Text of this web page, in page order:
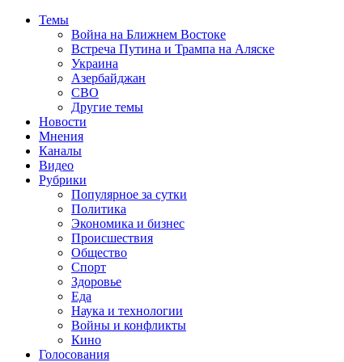
Темы
Война на Ближнем Востоке
Встреча Путина и Трампа на Аляске
Украина
Азербайджан
СВО
Другие темы
Новости
Мнения
Каналы
Видео
Рубрики
Популярное за сутки
Политика
Экономика и бизнес
Происшествия
Общество
Спорт
Здоровье
Еда
Наука и технологии
Войны и конфликты
Кино
Голосования